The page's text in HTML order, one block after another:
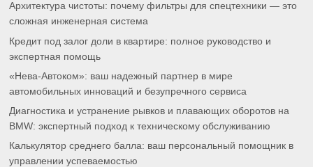
Архитектура чистоты: почему фильтры для спецтехники — это
сложная инженерная система
Кредит под залог доли в квартире: полное руководство и
экспертная помощь
«Нева-Автоком»: ваш надежный партнер в мире
автомобильных инноваций и безупречного сервиса
Диагностика и устранение рывков и плавающих оборотов на
BMW: экспертный подход к техническому обслуживанию
Калькулятор среднего балла: ваш персональный помощник в
управлении успеваемостью